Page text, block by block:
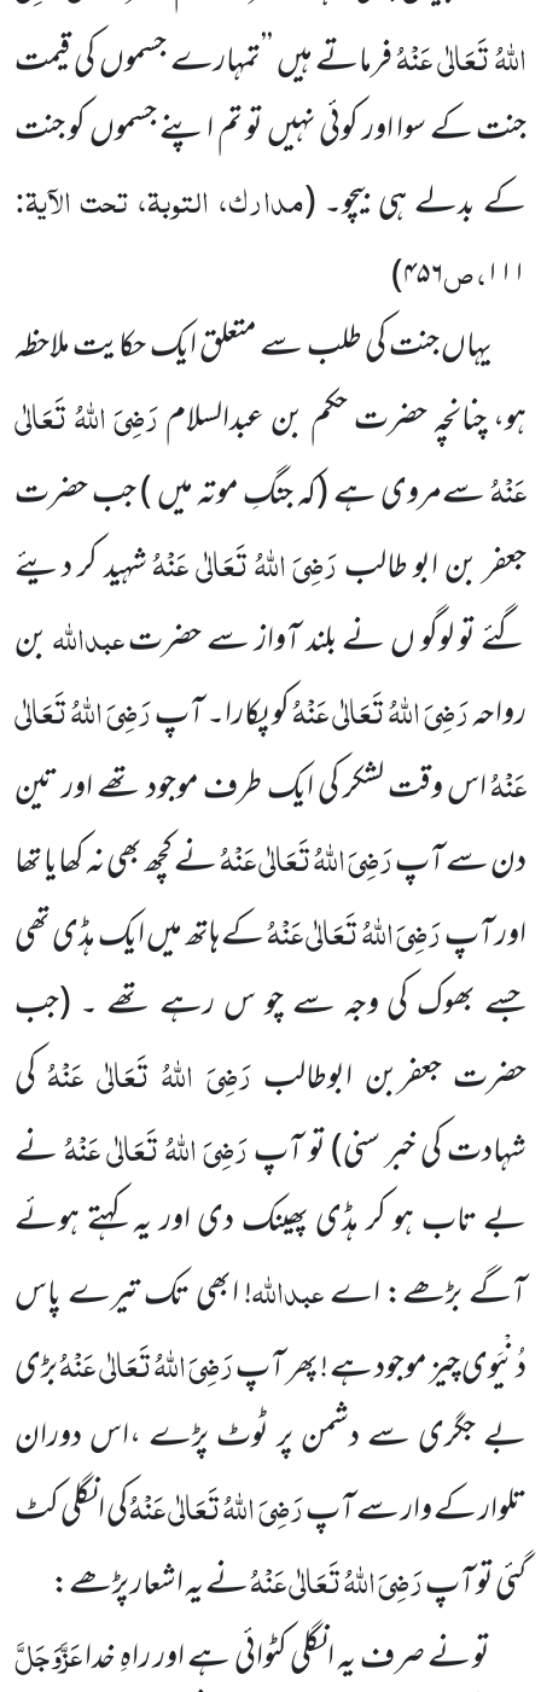
اللہُ تَعَالٰی عَنْہُفرماتے ہیں ’’تمہارے جسموں کی قیمت
جنت کے سوا اور کوئی نہیں تو تم اپنے جسموں کو جنت
کے بدلے ہی بیچو۔(مدارک، التوبۃ، تحت الآیۃ:
۱۱۱، ص۴۵۶)
یہاں جنت کی طلب سے متعلق ایک حکایت ملاحظہ
ہو، چنانچہ حضرت حکم بن عبدالسلامرَضِیَ اللہُ تَعَالٰی
عَنْہُسےمروی ہے(کہ جنگِ موتہ میں )جب حضرت
جعفر بن ابو طالبرَضِیَ اللہُ تَعَالٰی عَنْہُشہید کر دیئے
گئے تو لوگو ں نے بلند آواز سے حضرتعبداللہبن
رواحہرَضِیَ اللہُ تَعَالٰی عَنْہُکو پکارا۔ آپرَضِیَ اللہُ تَعَالٰی
عَنْہُاس وقت لشکر کی ایک طرف موجود تھےاور تین
دن سے آپرَضِیَ اللہُ تَعَالٰی عَنْہُنے کچھ بھی نہ کھایا تھا
اور آپرَضِیَ اللہُ تَعَالٰی عَنْہُکے ہاتھ میں ایک ہڈی تھی
جسے بھوککی وجہ سے چو س رہے تھے ۔ (جب
حضرت جعفربن ابوطالب رَضِیَ اللہُ تَعَالٰی عَنْہُکی
شہادت کی خبر سنی)تو آپرَضِیَ اللہُ تَعَالٰی عَنْہُنے
بے تاب ہو کر ہڈی پھینک دی اور یہ کہتے ہوئے
آگے بڑھے: اےعبداللہ! ابھی تک تیرے پاس
دُنْیَوی چیز موجودہے ! پھر آپرَضِیَ اللہُ تَعَالٰی عَنْہُبڑی
بے جگری سے دشمن پر ٹوٹ پڑے ،اس دوران
تلوار کے وار سے آپرَضِیَ اللہُ تَعَالٰی عَنْہُکی انگلی کٹ
گئی تو آپرَضِیَ اللہُ تَعَالٰی عَنْہُنے یہ اشعار پڑھے:
تو نے صرف یہ انگلی کٹوائی ہے اور راہِ خداعَزَّوَجَلَّ